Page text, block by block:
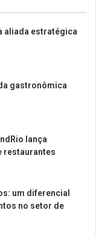
aliada estratégica
gastronômica
lança
restaurantes
um diferencial
no setor de